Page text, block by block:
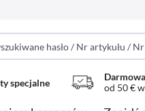
specjalne
od 50 €